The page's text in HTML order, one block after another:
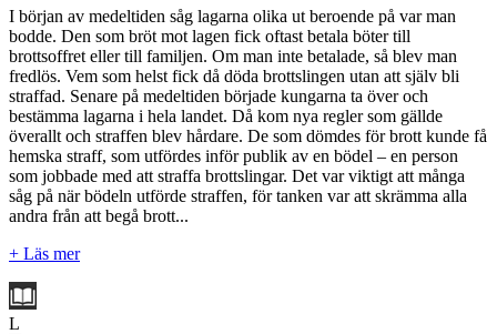
I början av medeltiden såg lagarna olika ut beroende på var man
bodde. Den som bröt mot lagen fick oftast betala böter till
brottsoffret eller till familjen. Om man inte betalade, så blev man
fredlös. Vem som helst fick då döda brottslingen utan att själv bli
straffad. Senare på medeltiden började kungarna ta över och
bestämma lagarna i hela landet. Då kom nya regler som gällde
överallt och straffen blev hårdare. De som dömdes för brott kunde få
hemska straff, som utfördes inför publik av en bödel – en person
som jobbade med att straffa brottslingar. Det var viktigt att många
såg på när bödeln utförde straffen, för tanken var att skrämma alla
andra från att begå brott...
+ Läs mer
L